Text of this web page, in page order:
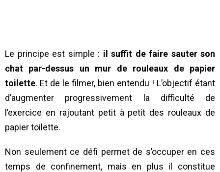
Le principe est simple : il suffit de faire sauter son
chat par-dessus un mur de rouleaux de papier
toilette. Et de le filmer, bien entendu ! L’objectif étant
d’augmenter progressivement la difficulté de
l’exercice en rajoutant petit à petit des rouleaux de
papier toilette.
Non seulement ce défi permet de s’occuper en ces
temps de confinement, mais en plus il constitue